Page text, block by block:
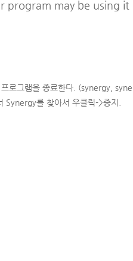
program may be using it
로그램을 종료한다. (synergy,
를 찾아서 우클릭->중지.